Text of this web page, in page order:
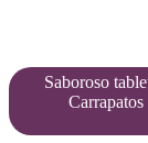
Saboroso